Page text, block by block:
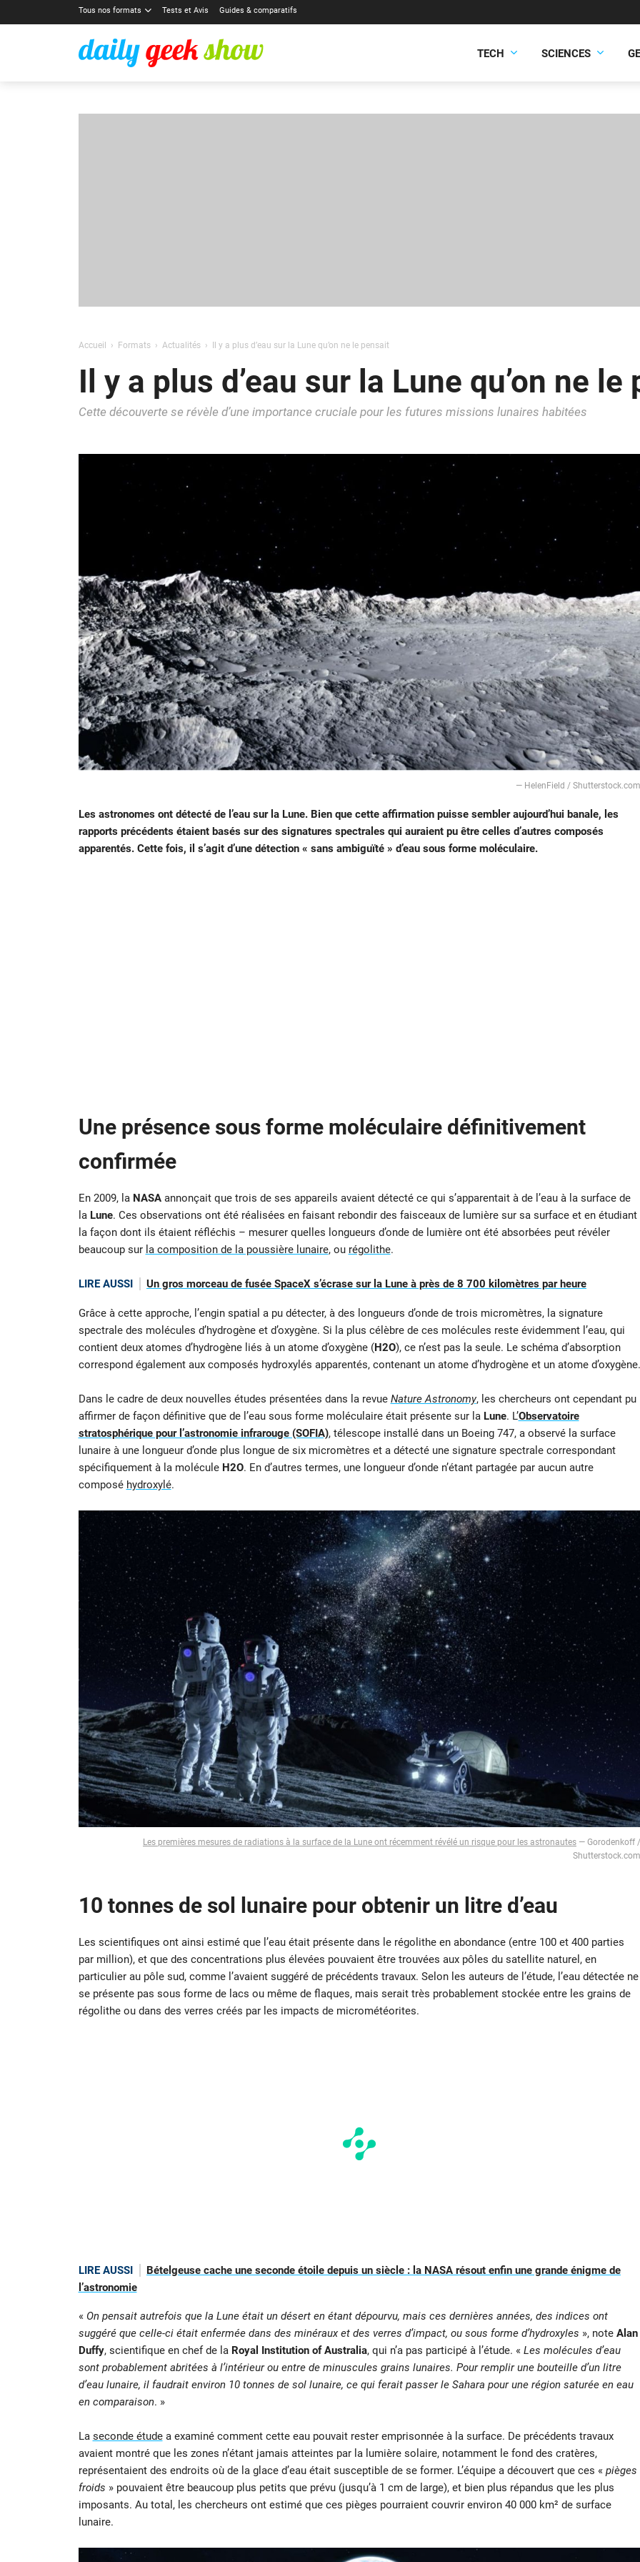
Tous nos formats Tests et Avis Guides & comparatifs
TECH SCIENCES
Accueil Formats Actualités Il y a plus d’eau sur la Lune qu’on ne le pensait
Il y a plus d’eau sur la Lune qu’on ne le
Cette découverte se révèle d’une importance cruciale pour les futures missions lunaires habitées
— HelenField / Shutterstock.com
Les astronomes ont détecté de l’eau sur la Lune. Bien que cette affirmation puisse sembler aujourd’hui banale, les
rapports précédents étaient basés sur des signatures spectrales qui auraient pu être celles d’autres composés
apparentés. Cette fois, il s’agit d’une détection « sans ambiguïté » d’eau sous forme moléculaire.
Une présence sous forme moléculaire définitivement
confirmée
En 2009, la NASA annonçait que trois de ses appareils avaient détecté ce qui s’apparentait à de l’eau à la surface de
la Lune. Ces observations ont été réalisées en faisant rebondir des faisceaux de lumière sur sa surface et en étudiant
la façon dont ils étaient réfléchis – mesurer quelles longueurs d’onde de lumière ont été absorbées peut révéler
beaucoup sur la composition de la poussière lunaire, ou régolithe.
LIRE AUSSI Un gros morceau de fusée SpaceX s’écrase sur la Lune à près de 8 700 kilomètres par heure
Grâce à cette approche, l’engin spatial a pu détecter, à des longueurs d’onde de trois micromètres, la signature
spectrale des molécules d’hydrogène et d’oxygène. Si la plus célèbre de ces molécules reste évidemment l’eau, qui
contient deux atomes d’hydrogène liés à un atome d’oxygène (H2O), ce n’est pas la seule. Le schéma d’absorption
correspond également aux composés hydroxylés apparentés, contenant un atome d’hydrogène et un atome d’oxygène.
Dans le cadre de deux nouvelles études présentées dans la revue Nature Astronomy, les chercheurs ont cependant pu
affirmer de façon définitive que de l’eau sous forme moléculaire était présente sur la Lune. L’Observatoire
stratosphérique pour l’astronomie infrarouge (SOFIA), télescope installé dans un Boeing 747, a observé la surface
lunaire à une longueur d’onde plus longue de six micromètres et a détecté une signature spectrale correspondant
spécifiquement à la molécule H2O. En d’autres termes, une longueur d’onde n’étant partagée par aucun autre
composé hydroxylé.
Les premières mesures de radiations à la surface de la Lune ont récemment révélé un risque pour les astronautes — Gorodenkoff /
Shutterstock.com
10 tonnes de sol lunaire pour obtenir un litre d’eau
Les scientifiques ont ainsi estimé que l’eau était présente dans le régolithe en abondance (entre 100 et 400 parties
par million), et que des concentrations plus élevées pouvaient être trouvées aux pôles du satellite naturel, en
particulier au pôle sud, comme l’avaient suggéré de précédents travaux. Selon les auteurs de l’étude, l’eau détectée ne
se présente pas sous forme de lacs ou même de flaques, mais serait très probablement stockée entre les grains de
régolithe ou dans des verres créés par les impacts de micrométéorites.
LIRE AUSSI
Bételgeuse cache une seconde étoile depuis un siècle : la NASA résout enfin une grande énigme de
l’astronomie
« On pensait autrefois que la Lune était un désert en étant dépourvu, mais ces dernières années, des indices ont
suggéré que celle-ci était enfermée dans des minéraux et des verres d’impact, ou sous forme d’hydroxyles », note Alan
Duffy, scientifique en chef de la Royal Institution of Australia, qui n’a pas participé à l’étude. « Les molécules d’eau
sont probablement abritées à l’intérieur ou entre de minuscules grains lunaires. Pour remplir une bouteille d’un litre
d’eau lunaire, il faudrait environ 10 tonnes de sol lunaire, ce qui ferait passer le Sahara pour une région saturée en eau
en comparaison. »
La seconde étudea examiné comment cette eau pouvait rester emprisonnée à la surface. De précédents travaux
avaient montré que les zones n’étant jamais atteintes par la lumière solaire, notamment le fond des cratères,
représentaient des endroits où de la glace d’eau était susceptible de se former. L’équipe a découvert que ces « pièges
froids » pouvaient être beaucoup plus petits que prévu (jusqu’à 1 cm de large), et bien plus répandus que les plus
imposants. Au total, les chercheurs ont estimé que ces pièges pourraient couvrir environ 40 000 km² de surface
lunaire.